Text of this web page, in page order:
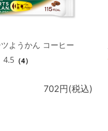
ようかん コーヒー
4.5 （4）
702円(税込)